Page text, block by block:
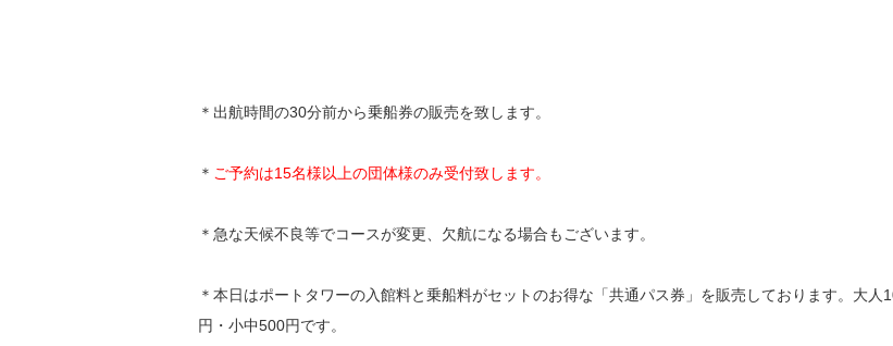
＊出航時間の30分前から乗船券の販売を致します。
＊ ご予約は15名様以上の団体様のみ受付致します。
＊急な天候不良等でコースが変更、欠航になる場合もございます。
＊本日はポートタワーの入館料と乗船料がセットのお得な「共通パス券」を販売しております。大人
円・小中500円です。